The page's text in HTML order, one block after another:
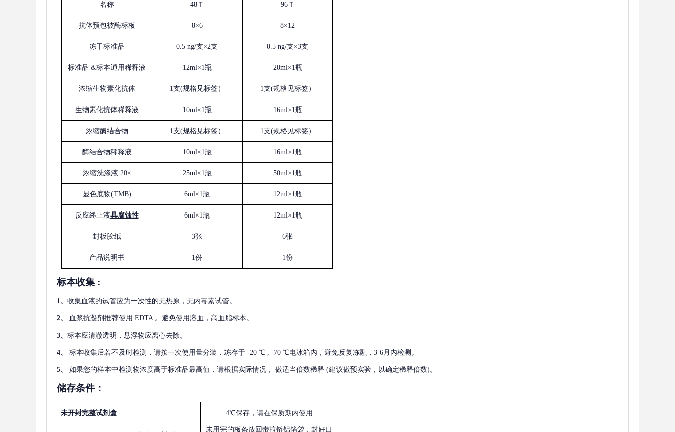
名称 48Ｔ 96Ｔ
抗体预包被酶标板 8×6 8×12
冻干标准品 0.5 ng/支×2支 0.5 ng/支×3支
标准品 &标本通用稀释液 12ml×1瓶 20ml×1瓶
浓缩生物素化抗体 1支(规格见标签） 1支(规格见标签）
生物素化抗体稀释液 10ml×1瓶 16ml×1瓶
浓缩酶结合物 1支(规格见标签） 1支(规格见标签）
酶结合物稀释液 10ml×1瓶 16ml×1瓶
浓缩洗涤液 20× 25ml×1瓶 50ml×1瓶
显色底物(TMB) 6ml×1瓶 12ml×1瓶
反应终止液具腐蚀性 6ml×1瓶 12ml×1瓶
封板胶纸 3张 6张
产品说明书 1份 1份
标本收集 :
1、 收集血液的试管应为一次性的无热原，无内毒素试管。
2、 血浆抗凝剂推荐使用 EDTA 。避免使用溶血，高血脂标本。
3、 标本应清澈透明，悬浮物应离心去除。
4、 标本收集后若不及时检测，请按一次使用量分装，冻存于 -20 ℃ , -70 ℃电冰箱内，避免反复冻融，3-6月内检测。
5、 如果您的样本中检测物浓度高于标准品最高值，请根据实际情况， 做适当倍数稀释 (建议做预实验，以确定稀释倍数)。
储存条件：
未开封完整试剂盒 4℃保存，请在保质期内使用
未用完的板条放回带拉链铝箔袋，封好口